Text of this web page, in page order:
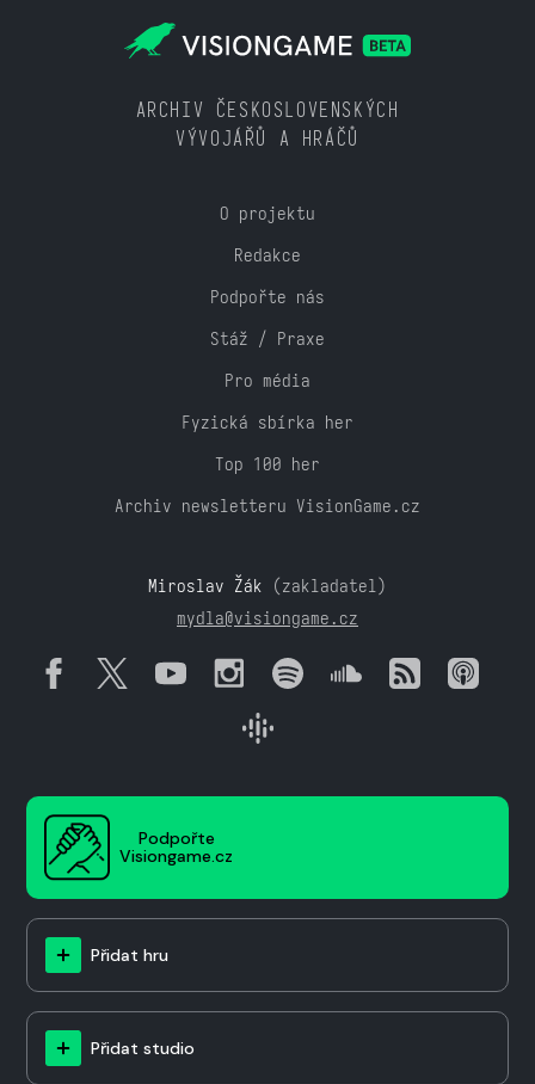
ARCHIV ČESKOSLOVENSKÝCH
VÝVOJÁŘŮ A HRÁČŮ
O projektu
Redakce
Podpořte nás
Stáž / Praxe
Pro média
Fyzická sbírka her
Top 100 her
Archiv newsletteru VisionGame.cz
Miroslav Žák (zakladatel)
mydla@visiongame.cz
Podpořte
Visiongame.cz
Přidat hru
Přidat studio